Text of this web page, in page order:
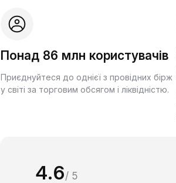
Понад 86 млн користувачів
Приєднуйтеся до однієї з провідних бірж
у світі за торговим обсягом і ліквідністю.
4.6/ 5